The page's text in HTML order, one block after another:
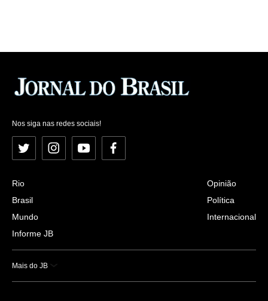
Nos siga nas redes sociais!
Twitter InstagramYouTubeFacebook
Rio
Brasil
Mundo
Informe JB
Opinião
Política
Internacional
Mais do JB
Esportes